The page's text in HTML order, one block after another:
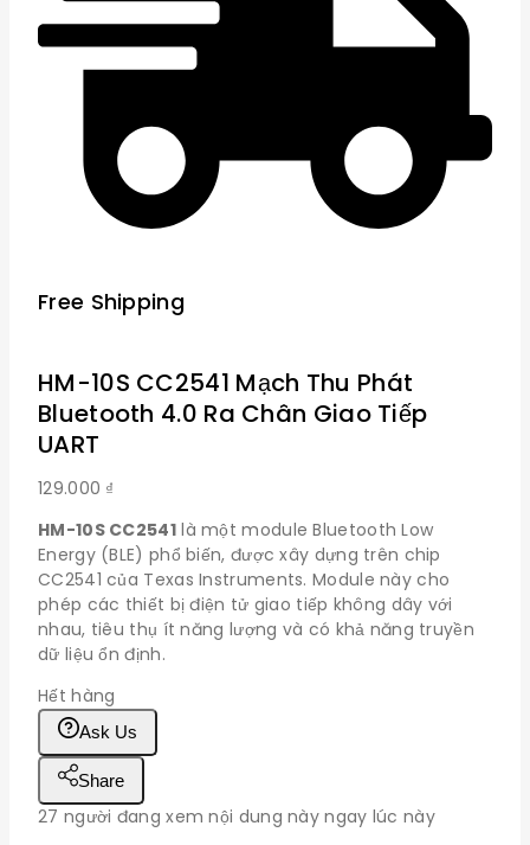
Free Shipping
HM-10S CC2541 Mạch Thu Phát
Bluetooth 4.0 Ra Chân Giao Tiếp
UART
129.000 ₫
HM-10S CC2541là một module Bluetooth Low
Energy (BLE) phổ biến, được xây dựng trên chip
CC2541 của Texas Instruments. Module này cho
phép các thiết bị điện tử giao tiếp không dây với
nhau, tiêu thụ ít năng lượng và có khả năng truyền
dữ liệu ổn định.
Hết hàng
Ask Us
Share
27 người đang xem nội dung này ngay lúc này